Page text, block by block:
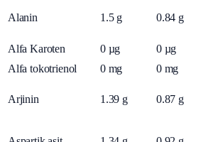
Alanin 1.5 g 0.84 g
Alfa Karoten 0 µg 0 µg
Alfa tokotrienol
0 mg 0 mg
Arjinin 1.39 g 0.87 g